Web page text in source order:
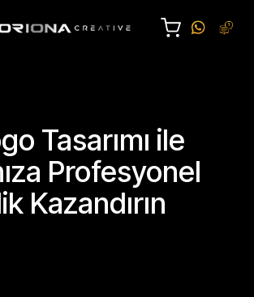
Tasarımı ile
Profesyonel
Kazandırın